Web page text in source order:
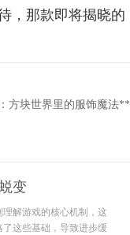
，那款即将揭晓的
方块世界里的服饰魔法**
变
解游戏的核心机制，这
这些基础，导致进步缓